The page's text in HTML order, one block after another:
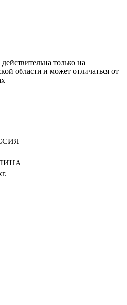
только на
области и может отличаться от